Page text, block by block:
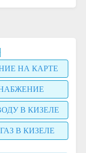
НА КАРТЕ
В КИЗЕЛЕ
В КИЗЕЛЕ